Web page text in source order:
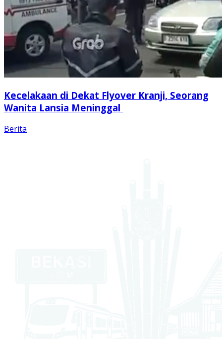
Kecelakaan di Dekat Flyover Kranji, Seorang
Wanita Lansia Meninggal
Berita